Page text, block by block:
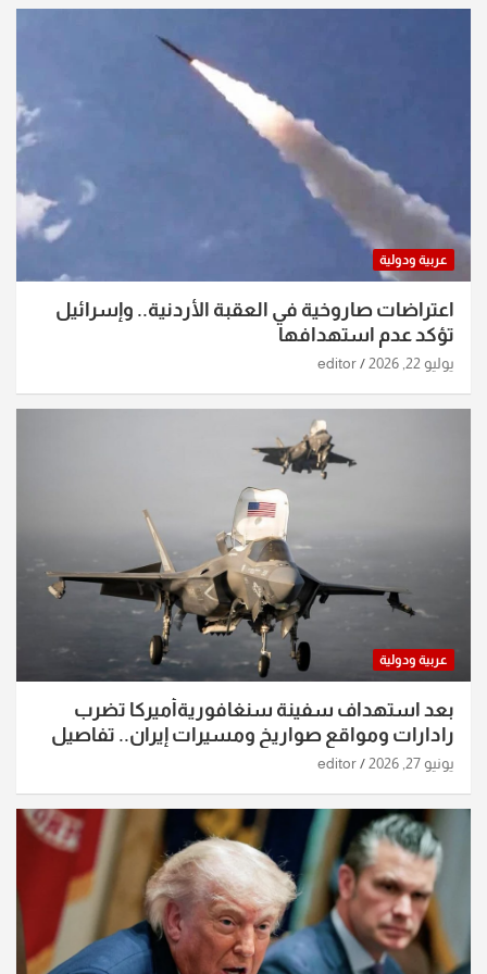
عربية ودولية
اعتراضات صاروخية في العقبة الأردنية.. وإسرائيل
تؤكد عدم استهدافها
يوليو 22, 2026 editor
عربية ودولية
بعد استهداف سفينة سنغافوريةأميركا تضرب
رادارات ومواقع صواريخ ومسيرات إيران.. تفاصيل
الساعات الماضية
يونيو 27, 2026 editor